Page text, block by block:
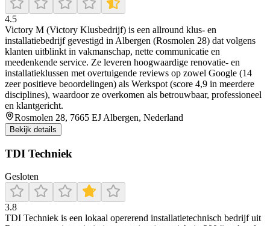
4.5
Victory M (Victory Klusbedrijf) is een allround klus- en
installatiebedrijf gevestigd in Albergen (Rosmolen 28) dat volgens
klanten uitblinkt in vakmanschap, nette communicatie en
meedenkende service. Ze leveren hoogwaardige renovatie- en
installatieklussen met overtuigende reviews op zowel Google (14
zeer positieve beoordelingen) als Werkspot (score 4,9 in meerdere
disciplines), waardoor ze overkomen als betrouwbaar, professioneel
en klantgericht.
Rosmolen 28, 7665 EJ Albergen, Nederland
Bekijk details
TDI Techniek
Gesloten
3.8
TDI Techniek is een lokaal opererend installatietechnisch bedrijf uit